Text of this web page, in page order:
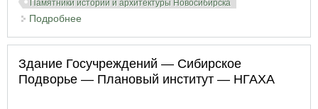
Памятники истории и архитектуры Новосибирска
Подробнее
Здание Госучреждений — Сибирское
Подворье — Плановый институт — НГАХА